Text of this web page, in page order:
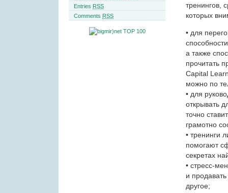
тренингов,
которых
• для
а также
прочитать
Capital
можно по
• для
открывать
точно
грамотно
• тренинги
помогают
секретах
• стресс-
и
другое;
Entries RSS
Comments RSS